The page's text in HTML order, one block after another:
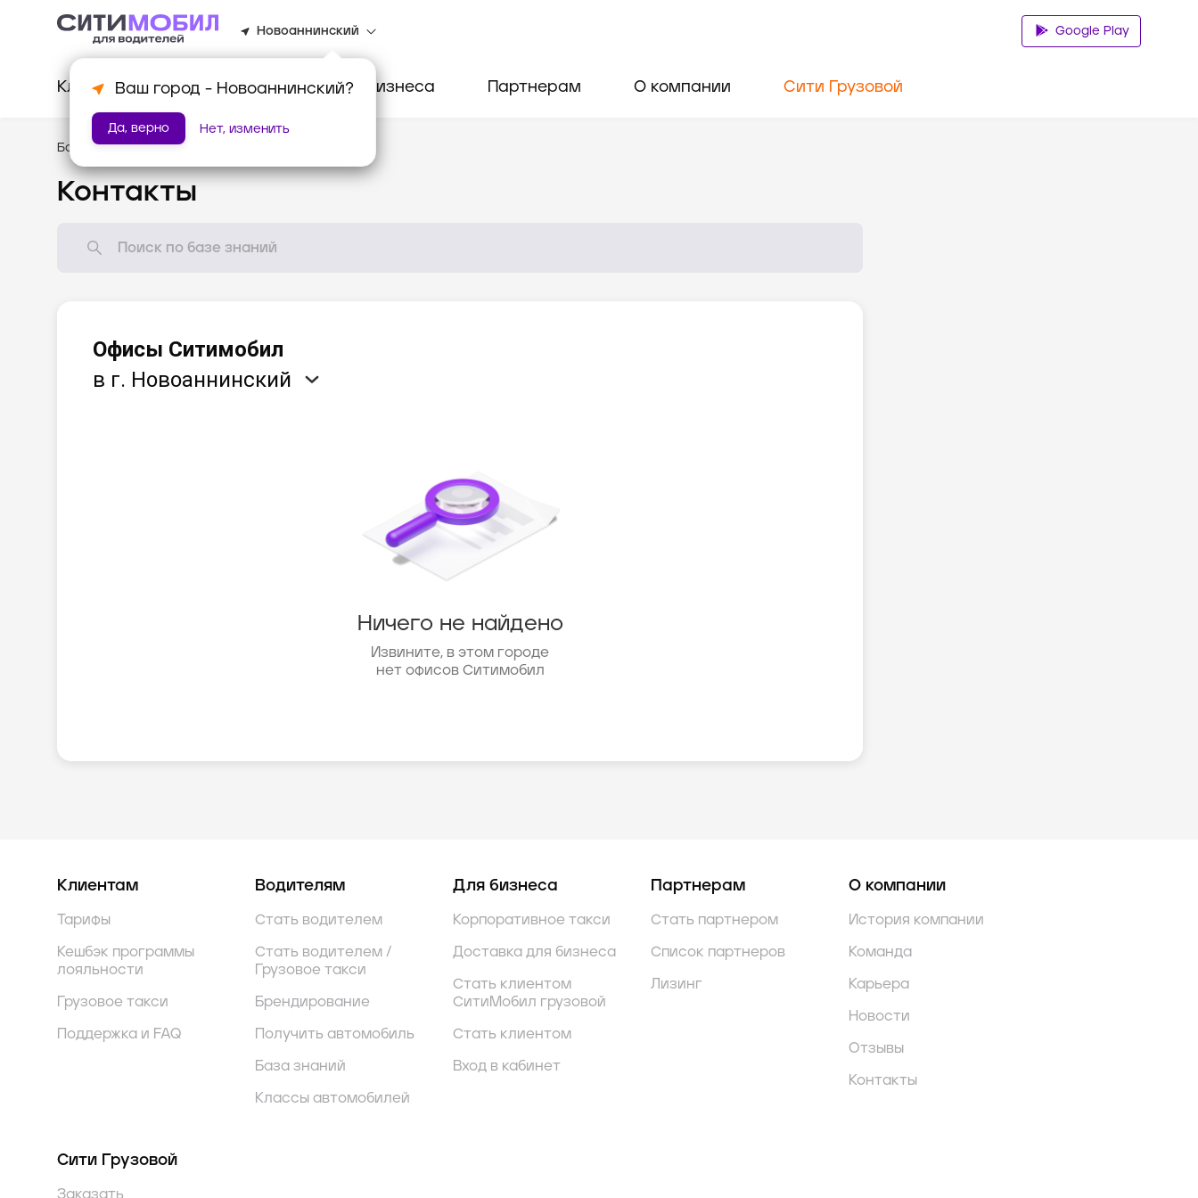
Новоаннинский
Ваш город - Новоаннинский?
Да, верно Нет, изменить
Google Play
Клиентам Водителям Для бизнеса Партнерам О компании Сити Грузовой
База знаний /Помощь
Контакты
Офисы Ситимобил
в г. Новоаннинский
Ничего не найдено
Извините, в этом городе
нет офисов Ситимобил
Клиентам
Тарифы
Кешбэк программы
лояльности
Грузовое такси
Поддержка и FAQ
Водителям
Стать водителем
Стать водителем /
Грузовое такси
Брендирование
Получить автомобиль
База знаний
Классы автомобилей
Для бизнеса
Корпоративное такси
Доставка для бизнеса
Стать клиентом
СитиМобил грузовой
Стать клиентом
Вход в кабинет
Партнерам
Стать партнером
Список партнеров
Лизинг
О компании
История компании
Команда
Карьера
Новости
Отзывы
Контакты
Сити Грузовой
Заказать